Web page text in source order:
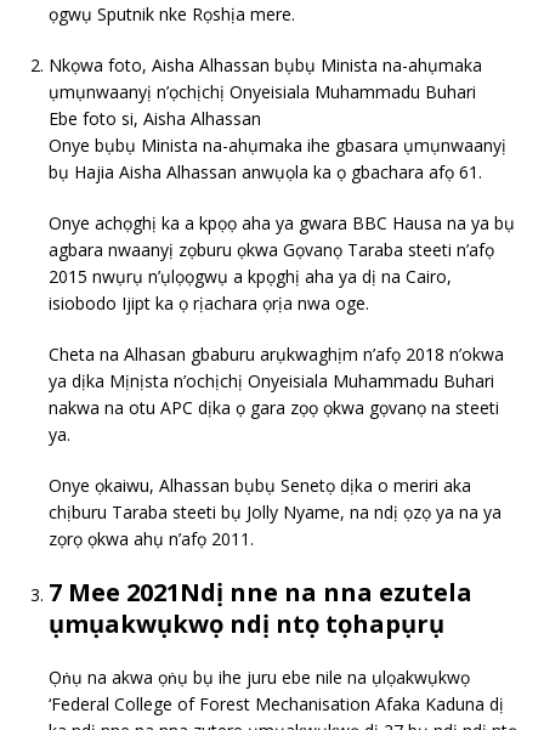
ọgwụ Sputnik nke Rọshịa mere.
Nkọwa foto, Aisha Alhassan bụbụ Minista na-ahụmaka
ụmụnwaanyị n’ọchịchị Onyeisiala Muhammadu Buhari
Ebe foto si, Aisha Alhassan
Onye bụbụ Minista na-ahụmaka ihe gbasara ụmụnwaanyị
bụ Hajia Aisha Alhassan anwụọla ka ọ gbachara afọ 61.
Onye achọghị ka a kpọọ aha ya gwara BBC Hausa na ya bụ
agbara nwaanyị zọburu ọkwa Gọvanọ Taraba steeti n’afọ
2015 nwụrụ n’ụlọọgwụ a kpọghị aha ya dị na Cairo,
isiobodo Ijipt ka ọ rịachara ọrịa nwa oge.
Cheta na Alhasan gbaburu arụkwaghịm n’afọ 2018 n’okwa
ya dịka Mịnịsta n’ochịchị Onyeisiala Muhammadu Buhari
nakwa na otu APC dịka ọ gara zọọ ọkwa gọvanọ na steeti
ya.
Onye ọkaiwu, Alhassan bụbụ Senetọ dịka o meriri aka
chịburu Taraba steeti bụ Jolly Nyame, na ndị ọzọ ya na ya
zọrọ ọkwa ahụ n’afọ 2011.
7 Mee 2021Ndị nne na nna ezutela
ụmụakwụkwọ ndị ntọ tọhapụrụ
Ọṅụ na akwa ọṅụ bụ ihe juru ebe nile na ụlọakwụkwọ
‘Federal College of Forest Mechanisation Afaka Kaduna dị